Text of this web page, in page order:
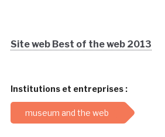
Site web Best of the web 2013
Institutions et entreprises :
museum and the web